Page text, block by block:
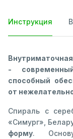
Инструкция
-
способный
от
Спираль с
«Симург»,
форму.